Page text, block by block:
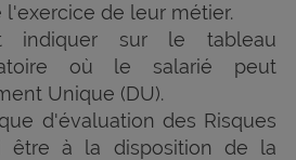
l'exercice de leur métier.
indiquer sur le tableau
où le salarié peut
Unique (DU).
d'évaluation des Risques
être à la disposition de la